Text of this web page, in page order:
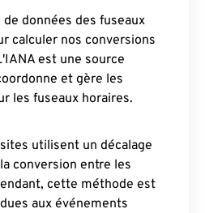
données des fuseaux
calculer nos conversions
est une source
et gère les
les fuseaux horaires.
utilisent un décalage
conversion entre les
cette méthode est
aux événements